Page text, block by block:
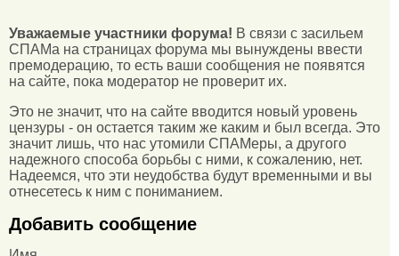
Уважаемые участники форума! В связи с засильем
СПАМа на страницах форума мы вынуждены ввести
премодерацию, то есть ваши сообщения не появятся
на сайте, пока модератор не проверит их.
Это не значит, что на сайте вводится новый уровень
цензуры - он остается таким же каким и был всегда. Это
значит лишь, что нас утомили СПАМеры, а другого
надежного способа борьбы с ними, к сожалению, нет.
Надеемся, что эти неудобства будут временными и вы
отнесетесь к ним с пониманием.
Добавить сообщение